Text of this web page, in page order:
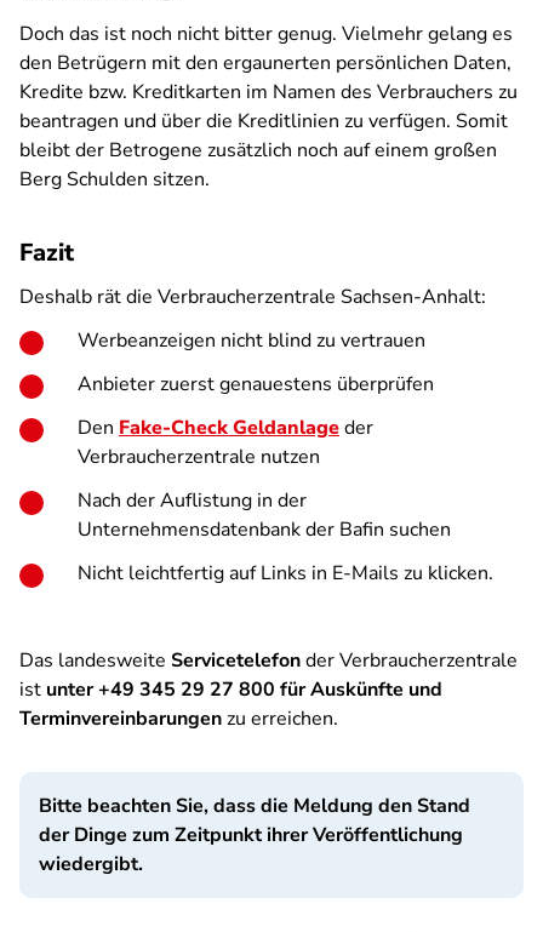
Doch das ist noch nicht bitter genug. Vielmehr gelang es
den Betrügern mit den ergaunerten persönlichen Daten,
Kredite bzw. Kreditkarten im Namen des Verbrauchers zu
beantragen und über die Kreditlinien zu verfügen. Somit
bleibt der Betrogene zusätzlich noch auf einem großen
Berg Schulden sitzen.
Fazit
Deshalb rät die Verbraucherzentrale Sachsen-Anhalt:
Werbeanzeigen nicht blind zu vertrauen
Anbieter zuerst genauestens überprüfen
Den Fake-Check Geldanlageder
Verbraucherzentrale nutzen
Nach der Auflistung in der
Unternehmensdatenbank der Bafin suchen
Nicht leichtfertig auf Links in E-Mails zu klicken.
Das landesweite Servicetelefonder Verbraucherzentrale
ist unter +49 345 29 27 800 für Auskünfte und
Terminvereinbarungenzu erreichen.
Bitte beachten Sie, dass die Meldung den Stand
der Dinge zum Zeitpunkt ihrer Veröffentlichung
wiedergibt.